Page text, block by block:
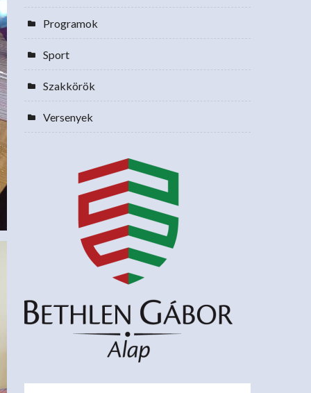
Programok
Sport
Szakkörök
Versenyek